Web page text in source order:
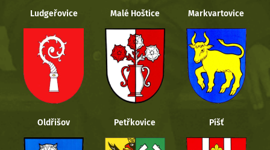
Ludgeřovice Malé Hoštice Markvartovice
Oldřišov Petřkovice Píšť